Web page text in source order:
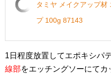
タミヤ メイクアップ材
プ 100g 87143
1日程度放置してエポキシパ
線部をエッチングソーにてカ